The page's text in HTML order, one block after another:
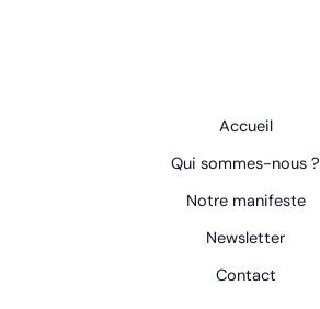
Accueil
Qui sommes-nous ?
Notre manifeste
Newsletter
Contact